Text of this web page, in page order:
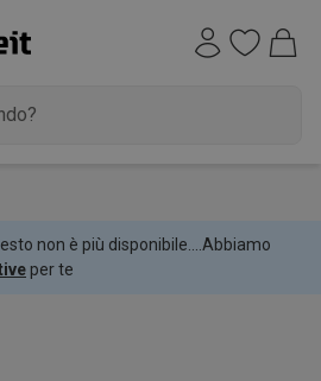
non è più disponibile.... Abbiamo
per te